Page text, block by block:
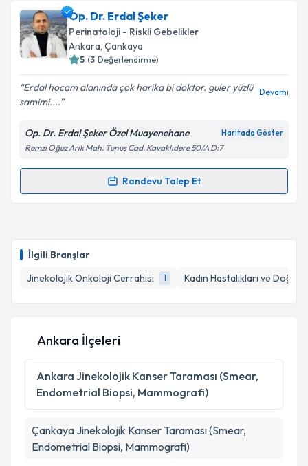
İlgili Branşlar
Jinekolojik Onkoloji Cerrahisi
1 Kadın Hastalıkları ve Doğum
için bir takvim hazırlandığında e-posta ile
bilgilendireceğiz.
E-posta Adresiniz
Kişisel verilerimin işlenmesine ilişkin
Metni'ni okudum ve kişisel verilerimin belirtilen
kapsamda işlenmesini kabul ediyorum.
Takvim Talebini Gönder
Op. Dr. Erdal Şeker
Perinatoloji - Riskli Gebelikler
Ankara, Çankaya
5 (3 Değerlendirme)
Erdal hocam alanında çok harika bi doktor. guler yüzlü
samimi....
Devamı
Op. Dr. Erdal Şeker Özel Muayenehane Haritada Göster
Remzi Oğuz Arık Mah. Tunus Cad. Kavaklıdere 50/A D:7
Randevu Talep Et
Randevu Takvimi Talebi
takvim hazırlandığında e-posta ile bilgilendireceğiz.
Kişisel verilerimin işlenmesine ilişkinAydınlatma
Metni
'ni okudum ve kişisel verilerimin belirtilen
kapsamda işlenmesini kabul ediyorum.
Takvim Talebini Gönder
Ankara İlçeleri
Ankara Jinekolojik Kanser Taraması (Smear,
Endometrial Biopsi, Mammografi)
Çankaya Jinekolojik Kanser Taraması (Smear,
Endometrial Biopsi, Mammografi)